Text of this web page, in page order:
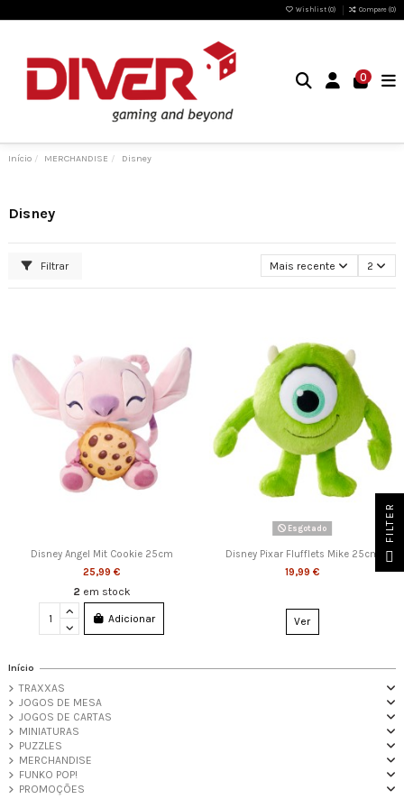
Wishlist (0) Compare (0)
0
Início MERCHANDISE Disney
Disney
Filtrar Mais recente 2
Disney Angel Mit Cookie 25cm
25,99 €
2 em stock
Adicionar
Esgotado
Disney Pixar Flufflets Mike 25cm
19,99 €
Ver
Início
TRAXXAS
JOGOS DE MESA
JOGOS DE CARTAS
MINIATURAS
PUZZLES
MERCHANDISE
FUNKO POP!
PROMOÇÕES
FILTER